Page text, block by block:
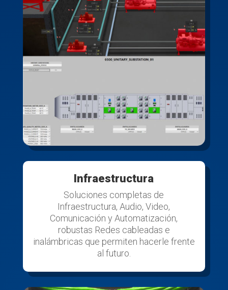
Infraestructura
Soluciones completas de
Infraestructura, Audio, Video,
Comunicación y Automatización,
robustas Redes cableadas e
inalámbricas que permiten hacerle frente
al futuro.